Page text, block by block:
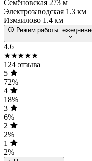
Семёновская 273 м
Электрозаводская 1.3 км
Измайлово 1.4 км
Режим работы:
4.6
★★★★★
124 отзыва
5
72%
4
18%
3
6%
2
2%
1
2%